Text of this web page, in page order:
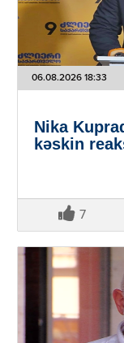
06.08.2026 18:33
Nika
kəskin
7